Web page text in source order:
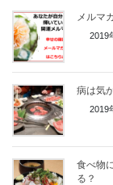
メルマ
2019
病は気
2019
食べ物
る？